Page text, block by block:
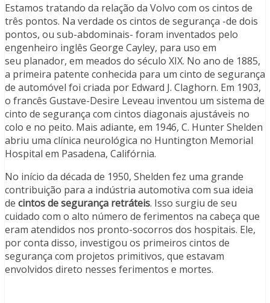
Estamos tratando da relação da Volvo com os cintos de
três pontos. Na verdade os cintos de segurança -de dois
pontos, ou sub-abdominais- foram inventados pelo
engenheiro inglês George Cayley, para uso em
seu planador, em meados do século XIX. No ano de 1885,
a primeira patente conhecida para um cinto de segurança
de automóvel foi criada por Edward J. Claghorn. Em 1903,
o francês Gustave-Desire Leveau inventou um sistema de
cinto de segurança com cintos diagonais ajustáveis ​​no
colo e no peito. Mais adiante, em 1946, C. Hunter Shelden
abriu uma clínica neurológica no Huntington Memorial
Hospital em Pasadena, Califórnia.
No início da década de 1950, Shelden fez uma grande
contribuição para a indústria automotiva com sua ideia
de cintos de segurança retráteis. Isso surgiu de seu
cuidado com o alto número de ferimentos na cabeça que
eram atendidos nos pronto-socorros dos hospitais. Ele,
por conta disso, investigou os primeiros cintos de
segurança com projetos primitivos, que estavam
envolvidos direto nesses ferimentos e mortes.